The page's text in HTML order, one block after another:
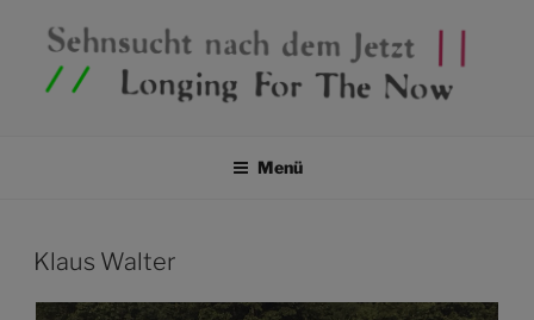
JETZT / LONGING FOR THE
Menü
Klaus Walter